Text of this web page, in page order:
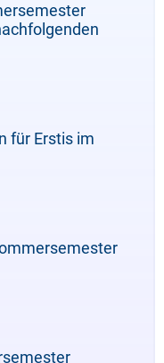
für Erstis im